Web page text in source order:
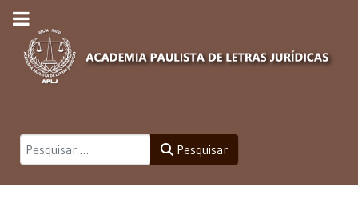
Pesquisar Pesquisar